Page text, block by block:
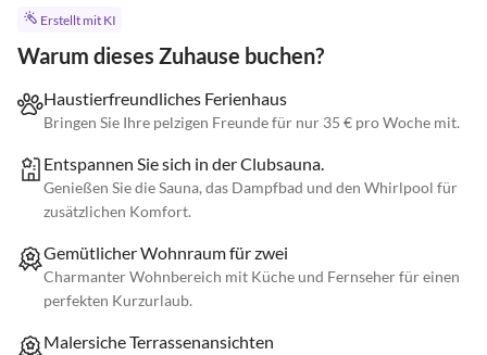
Erstellt mit KI
Warum dieses Zuhause buchen?
Haustierfreundliches Ferienhaus
Bringen Sie Ihre pelzigen Freunde für nur 35 € pro Woche mit.
Entspannen Sie sich in der Clubsauna.
Genießen Sie die Sauna, das Dampfbad und den Whirlpool für
zusätzlichen Komfort.
Gemütlicher Wohnraum für zwei
Charmanter Wohnbereich mit Küche und Fernseher für einen
perfekten Kurzurlaub.
Malersiche Terrassenansichten